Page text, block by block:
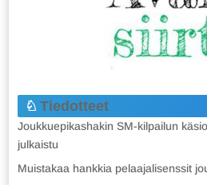
Tiedotteet
Joukkuepikashakin SM-kilpailun
julkaistu
Muistakaa hankkia pelaajalisenssit